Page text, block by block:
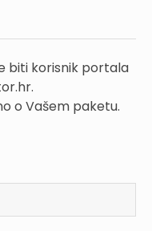
biti korisnik portala
o Vašem paketu.